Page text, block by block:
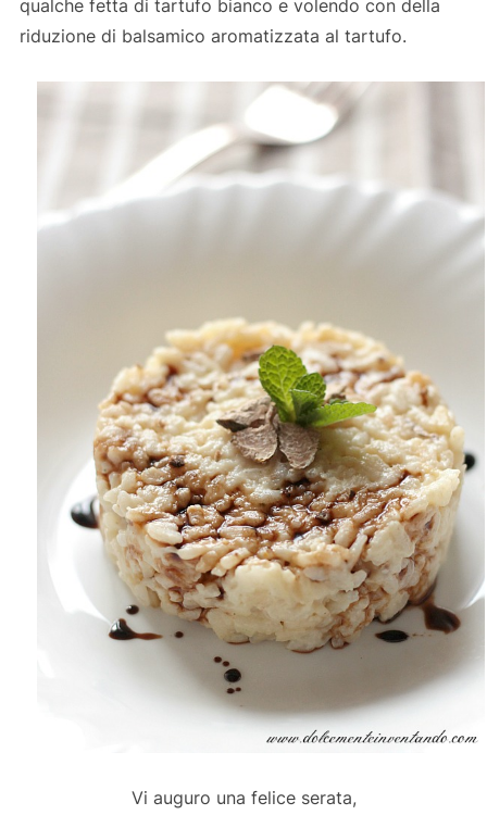
qualche fetta di tartufo bianco e volendo con della
riduzione di balsamico aromatizzata al tartufo.
Vi auguro una felice serata,